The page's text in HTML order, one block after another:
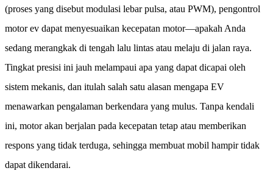
(proses yang disebut modulasi lebar pulsa, atau PWM), pengontrol
motor ev dapat menyesuaikan kecepatan motor—apakah Anda
sedang merangkak di tengah lalu lintas atau melaju di jalan raya.
Tingkat presisi ini jauh melampaui apa yang dapat dicapai oleh
sistem mekanis, dan itulah salah satu alasan mengapa EV
menawarkan pengalaman berkendara yang mulus. Tanpa kendali
ini, motor akan berjalan pada kecepatan tetap atau memberikan
respons yang tidak terduga, sehingga membuat mobil hampir tidak
dapat dikendarai.